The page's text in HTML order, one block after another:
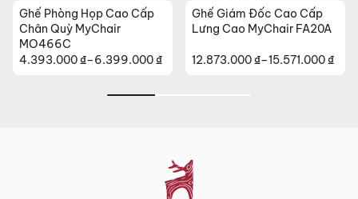
Ghế Phòng Họp Cao Cấp
Chân Quỳ MyChair
MO466C
4.393.000 ₫–6.399.000 ₫
Khoảng
Ghế Giám Đốc Cao Cấp
Lưng Cao MyChair FA20A
12.873.000 ₫–15.571.000 ₫
Khoảng